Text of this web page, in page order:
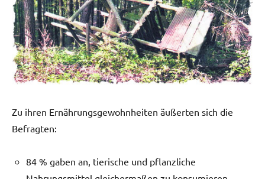
Zu ihren Ernährungsgewohnheiten äußerten sich die
Befragten:
84 % gaben an, tierische und pflanzliche